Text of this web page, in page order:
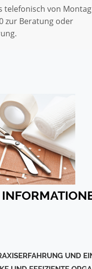
telefonisch von
zur Beratung oder
UND